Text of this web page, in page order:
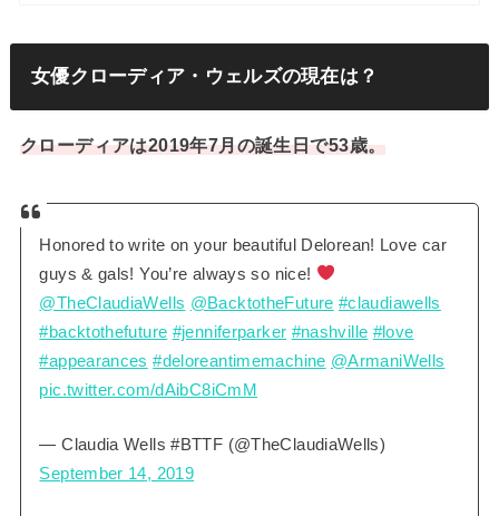
女優クローディア・ウェルズの現在は？
クローディアは2019年7月の誕生日で53歳。
Honored to write on your beautiful Delorean! Love car
guys & gals! You’re always so nice!
@TheClaudiaWells @BacktotheFuture #claudiawells
#backtothefuture #jenniferparker #nashville #love
#appearances #deloreantimemachine @ArmaniWells
pic.twitter.com/dAibC8iCmM
— Claudia Wells #BTTF (@TheClaudiaWells)
September 14, 2019